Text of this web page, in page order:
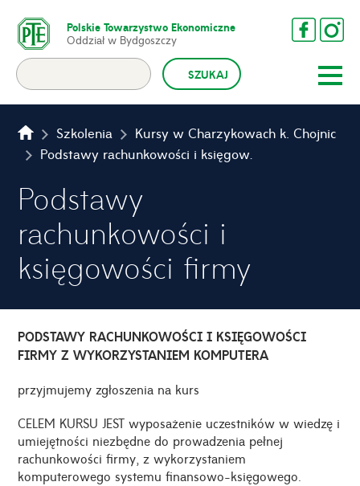
Polskie Towarzystwo Ekonomiczne
Oddział w Bydgoszczy
Szkolenia
Kursy w Charzykowach k. Chojnic
Podstawy rachunkowości i księgowości firmy
Podstawy
rachunkowości i
księgowości firmy
PODSTAWY RACHUNKOWOŚCI I KSIĘGOWOŚCI
FIRMY Z WYKORZYSTANIEM KOMPUTERA
przyjmujemy zgłoszenia na kurs
CELEM KURSU JEST wyposażenie uczestników w wiedzę i
umiejętności niezbędne do prowadzenia pełnej
rachunkowości firmy, z wykorzystaniem
komputerowego systemu finansowo-księgowego.